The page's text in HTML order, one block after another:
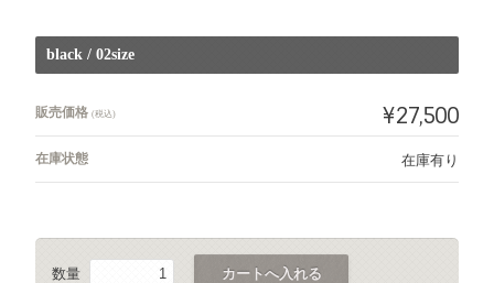
black / 02size
販売価格(税込) ¥27,500
在庫状態 在庫有り
数量